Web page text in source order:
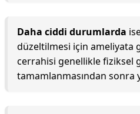
Daha ciddi durumlarda
düzeltilmesi için ameliyata
cerrahisi genellikle fiziksel
tamamlanmasından sonra